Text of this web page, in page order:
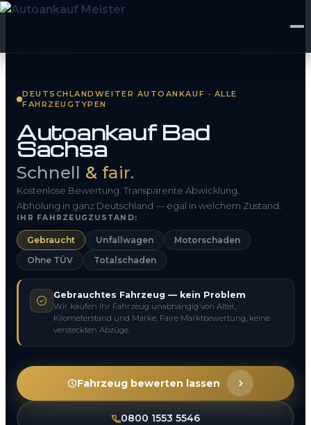
So funktioniert’s
Kontakt
FAQ
0800 1553 5546
DEUTSCHLANDWEITER AUTOANKAUF · ALLE
FAHRZEUGTYPEN
Autoankauf Bad
Sachsa
Schnell & fair.
Kostenlose Bewertung. Transparente Abwicklung.
Abholung in ganz Deutschland — egal in welchem Zustand.
IHR FAHRZEUGZUSTAND:
Gebraucht Unfallwagen
Motorschaden
Ohne TÜV
Totalschaden
Gebrauchtes Fahrzeug — kein Problem
Wir kaufen Ihr Fahrzeug unabhängig von Alter,
Kilometerstand und Marke. Faire Marktbewertung, keine
versteckten Abzüge.
Fahrzeug bewerten lassen
0800 1553 5546